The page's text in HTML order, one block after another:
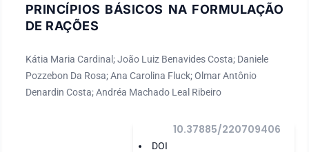
PRINCÍPIOS BÁSICOS NA FORMULAÇÃO
DE RAÇÕES
Kátia Maria Cardinal; João Luiz Benavides Costa; Daniele
Pozzebon Da Rosa; Ana Carolina Fluck; Olmar Antônio
Denardin Costa; Andréa Machado Leal Ribeiro
DOI
10.37885/220709406